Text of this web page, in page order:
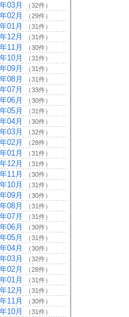
03月 （32件）
02月 （29件）
01月 （31件）
12月 （31件）
11月 （30件）
10月 （31件）
09月 （31件）
08月 （31件）
07月 （33件）
06月 （30件）
05月 （31件）
04月 （30件）
03月 （32件）
02月 （28件）
01月 （31件）
12月 （31件）
11月 （30件）
10月 （31件）
09月 （30件）
08月 （31件）
07月 （31件）
06月 （30件）
05月 （31件）
04月 （30件）
03月 （32件）
02月 （28件）
01月 （31件）
12月 （31件）
11月 （30件）
10月 （31件）